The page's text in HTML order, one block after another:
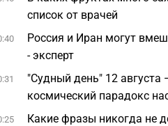
список от врачей
Россия и Иран могут
- эксперт
"Судный день" 12 августа
космический парадокс
Какие фразы никогда не